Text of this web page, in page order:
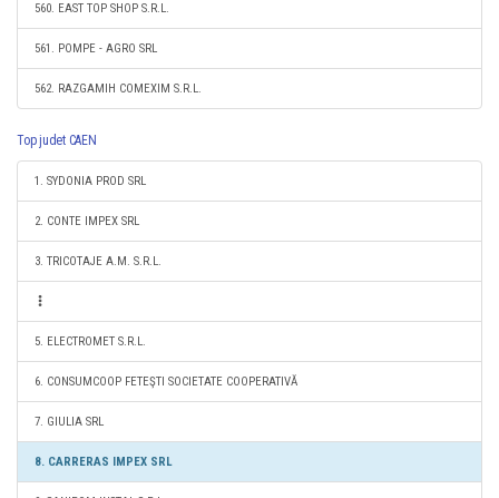
560. EAST TOP SHOP S.R.L.
561. POMPE - AGRO SRL
562. RAZGAMIH COMEXIM S.R.L.
Top judet CAEN
1. SYDONIA PROD SRL
2. CONTE IMPEX SRL
3. TRICOTAJE A.M. S.R.L.
5. ELECTROMET S.R.L.
6. CONSUMCOOP FETEŞTI SOCIETATE COOPERATIVĂ
7. GIULIA SRL
8. CARRERAS IMPEX SRL